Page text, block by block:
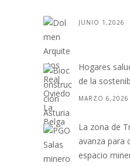
JUNIO 1,2026
Hogares
de la
MARZO 6,2026
La zona de
avanza para
espacio